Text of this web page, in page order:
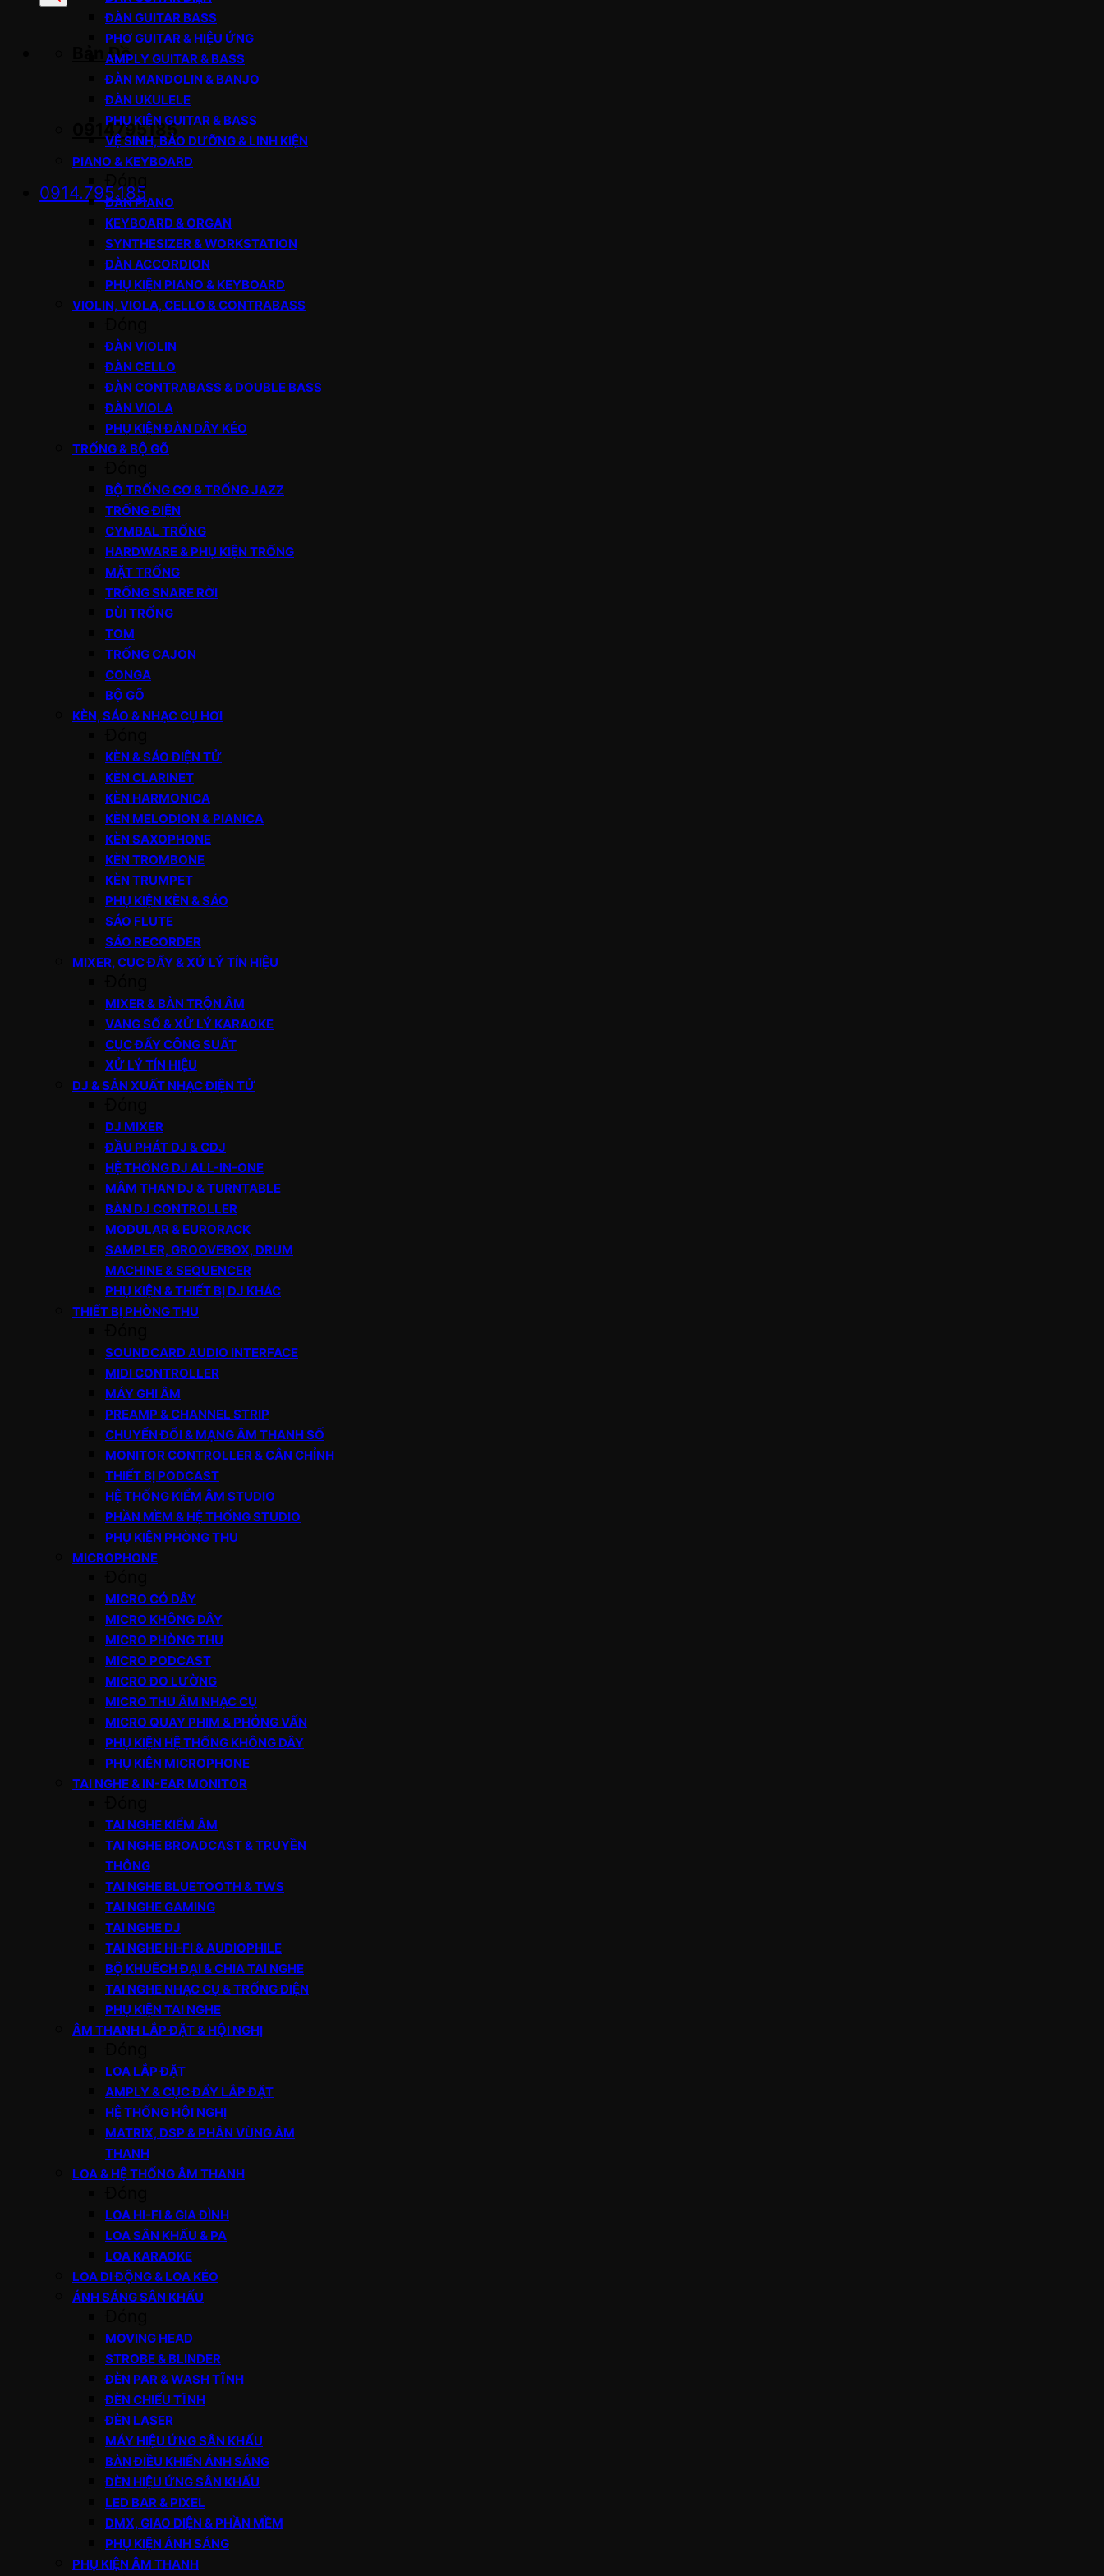
Bản Đồ
0914795185
0914.795.185
ĐÀN GUITAR BASS
PHƠ GUITAR & HIỆU ỨNG
AMPLY GUITAR & BASS
ĐÀN MANDOLIN & BANJO
ĐÀN UKULELE
PHỤ KIỆN GUITAR & BASS
VỆ SINH, BẢO DƯỠNG & LINH KIỆN
PIANO & KEYBOARD
ĐÀN PIANO
KEYBOARD & ORGAN
SYNTHESIZER & WORKSTATION
ĐÀN ACCORDION
PHỤ KIỆN PIANO & KEYBOARD
VIOLIN, VIOLA, CELLO & CONTRABASS
ĐÀN VIOLIN
ĐÀN CELLO
ĐÀN CONTRABASS & DOUBLE BASS
ĐÀN VIOLA
PHỤ KIỆN ĐÀN DÂY KÉO
TRỐNG & BỘ GÕ
BỘ TRỐNG CƠ & TRỐNG JAZZ
TRỐNG ĐIỆN
CYMBAL TRỐNG
HARDWARE & PHỤ KIỆN TRỐNG
MẶT TRỐNG
TRỐNG SNARE RỜI
DÙI TRỐNG
TOM
TRỐNG CAJON
CONGA
BỘ GÕ
KÈN, SÁO & NHẠC CỤ HƠI
KÈN & SÁO ĐIỆN TỬ
KÈN CLARINET
KÈN HARMONICA
KÈN MELODION & PIANICA
KÈN SAXOPHONE
KÈN TROMBONE
KÈN TRUMPET
PHỤ KIỆN KÈN & SÁO
SÁO FLUTE
SÁO RECORDER
MIXER, CỤC ĐẨY & XỬ LÝ TÍN HIỆU
MIXER & BÀN TRỘN ÂM
VANG SỐ & XỬ LÝ KARAOKE
CỤC ĐẨY CÔNG SUẤT
XỬ LÝ TÍN HIỆU
DJ & SẢN XUẤT NHẠC ĐIỆN TỬ
DJ MIXER
ĐẦU PHÁT DJ & CDJ
HỆ THỐNG DJ ALL-IN-ONE
MÂM THAN DJ & TURNTABLE
BÀN DJ CONTROLLER
MODULAR & EURORACK
SAMPLER, GROOVEBOX, DRUM
MACHINE & SEQUENCER
PHỤ KIỆN & THIẾT BỊ DJ KHÁC
THIẾT BỊ PHÒNG THU
SOUNDCARD AUDIO INTERFACE
MIDI CONTROLLER
MÁY GHI ÂM
PREAMP & CHANNEL STRIP
CHUYỂN ĐỔI & MẠNG ÂM THANH SỐ
MONITOR CONTROLLER & CÂN CHỈNH
THIẾT BỊ PODCAST
HỆ THỐNG KIỂM ÂM STUDIO
PHẦN MỀM & HỆ THỐNG STUDIO
PHỤ KIỆN PHÒNG THU
MICROPHONE
MICRO CÓ DÂY
MICRO KHÔNG DÂY
MICRO PHÒNG THU
MICRO PODCAST
MICRO ĐO LƯỜNG
MICRO THU ÂM NHẠC CỤ
MICRO QUAY PHIM & PHỎNG VẤN
PHỤ KIỆN HỆ THỐNG KHÔNG DÂY
PHỤ KIỆN MICROPHONE
TAI NGHE & IN-EAR MONITOR
TAI NGHE KIỂM ÂM
TAI NGHE BROADCAST & TRUYỀN
THÔNG
TAI NGHE BLUETOOTH & TWS
TAI NGHE GAMING
TAI NGHE DJ
TAI NGHE HI-FI & AUDIOPHILE
BỘ KHUẾCH ĐẠI & CHIA TAI NGHE
TAI NGHE NHẠC CỤ & TRỐNG ĐIỆN
PHỤ KIỆN TAI NGHE
ÂM THANH LẮP ĐẶT & HỘI NGHỊ
LOA LẮP ĐẶT
AMPLY & CỤC ĐẨY LẮP ĐẶT
HỆ THỐNG HỘI NGHỊ
MATRIX, DSP & PHÂN VÙNG ÂM
THANH
LOA & HỆ THỐNG ÂM THANH
LOA HI-FI & GIA ĐÌNH
LOA SÂN KHẤU & PA
LOA KARAOKE
LOA DI ĐỘNG & LOA KÉO
ÁNH SÁNG SÂN KHẤU
MOVING HEAD
STROBE & BLINDER
ĐÈN PAR & WASH TĨNH
ĐÈN CHIẾU TĨNH
ĐÈN LASER
MÁY HIỆU ỨNG SÂN KHẤU
BÀN ĐIỀU KHIỂN ÁNH SÁNG
ĐÈN HIỆU ỨNG SÂN KHẤU
LED BAR & PIXEL
DMX, GIAO DIỆN & PHẦN MỀM
PHỤ KIỆN ÁNH SÁNG
PHỤ KIỆN ÂM THANH